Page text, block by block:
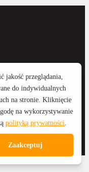
| Wykonanie: